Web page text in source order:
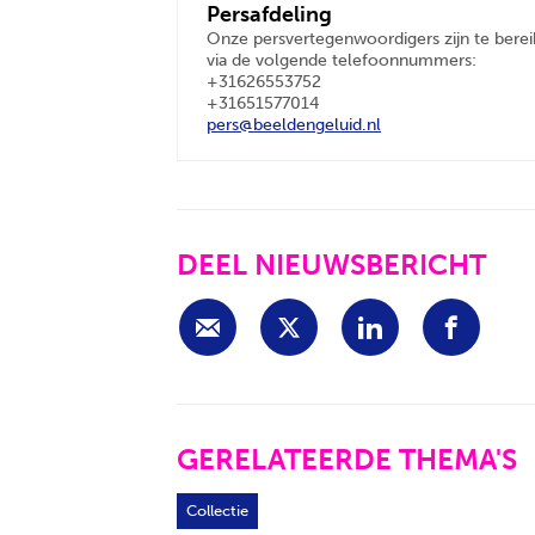
Persafdeling
Onze persvertegenwoordigers zijn te
via de volgende telefoonnummers:
+31626553752
+31651577014
pers@beeldengeluid.nl
DEEL NIEUWSBERICHT
GERELATEERDE THEMA'S
Collectie